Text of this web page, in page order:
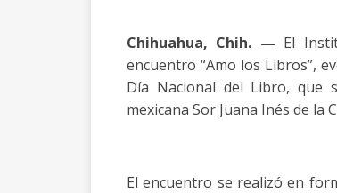
Chihuahua, Chih. — El
encuentro “Amo los Libros”,
Día Nacional del Libro, que
mexicana Sor Juana Inés de la
El encuentro se realizó en